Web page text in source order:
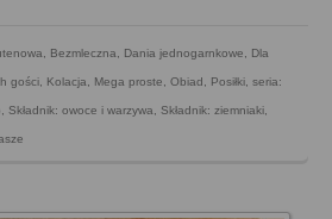
, Bezmleczna, Dania jednogarnkowe, Dla
gości, Kolacja, Mega proste, Obiad , Posiłki, seria:
, Składnik: owoce i warzywa, Składnik: ziemniaki,